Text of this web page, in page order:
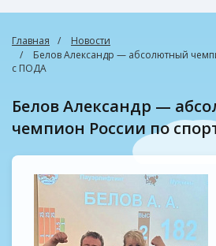
Главная
Новости
Белов Александр — абсолютный
с ПОДА
Белов Александр — абсолютный
чемпион России по